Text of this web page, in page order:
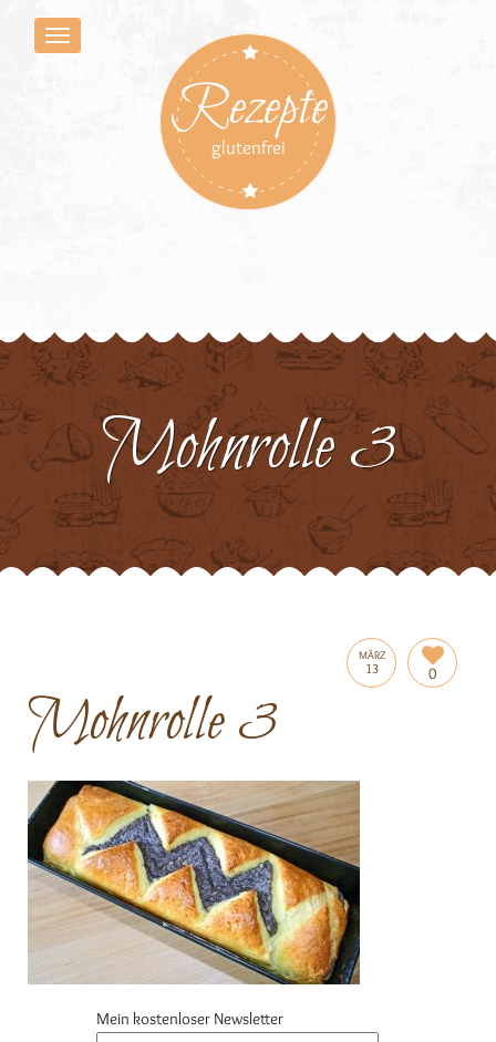
Rezepte
glutenfrei
Mohnrolle 3
MÄRZ
13 0
Mohnrolle 3
Mein kostenloser Newsletter